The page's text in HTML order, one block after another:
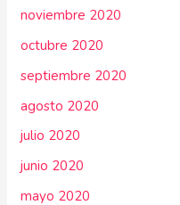
noviembre 2020
octubre 2020
septiembre 2020
agosto 2020
julio 2020
junio 2020
mayo 2020